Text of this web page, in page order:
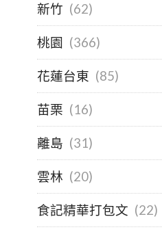
新竹 (62)
桃園 (366)
花蓮台東 (85)
苗栗 (16)
離島 (31)
雲林 (20)
食記精華打包文 (22)